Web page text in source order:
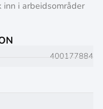
inn i arbeidsområder
400177884